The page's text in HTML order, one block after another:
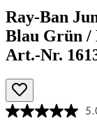
Ray-Ban
Blau Grün /
Art.-Nr.